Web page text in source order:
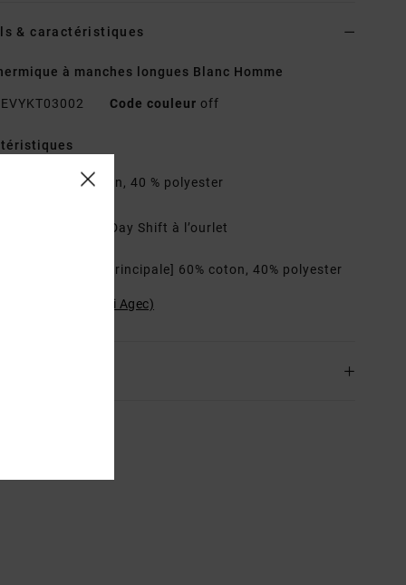
& caractéristiques
à manches longues Blanc Homme
EVYKT03002 Code couleur off
60 % coton, 40 % polyester
étiquette Day Shift à l’ourlet
[Matière principale] 60% coton, 40% polyester
du produit (Loi Agec)